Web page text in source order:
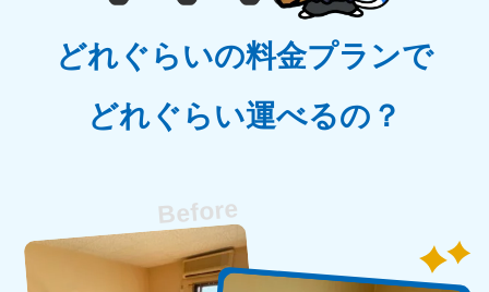
どれぐらいの料金プランで
どれぐらい運べるの？
9:00〜19:00 年中無休
050-1881-5257
9:00〜19:00 年中無休
050-1881-5263
9:00〜19:00 年中無休
050-1881-5250
9:00〜19:00 年中無休
050-1881-5251
9:00〜19:00 年中無休